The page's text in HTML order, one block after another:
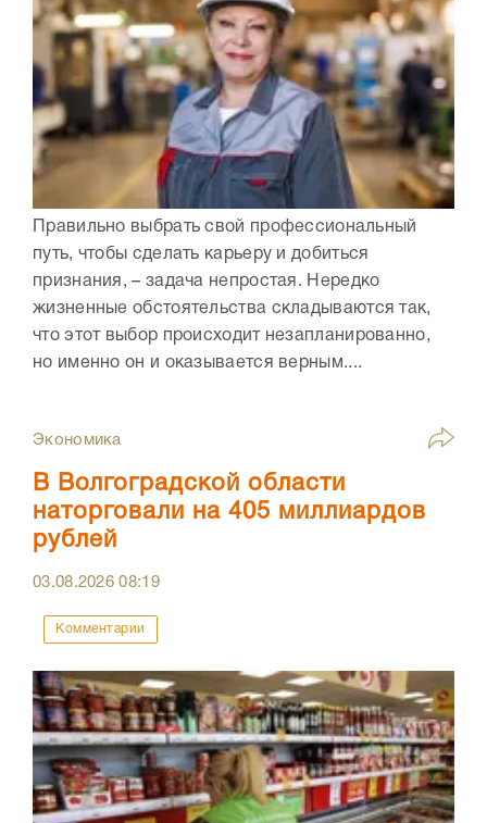
Правильно выбрать свой профессиональный
путь, чтобы сделать карьеру и добиться
признания, – задача непростая. Нередко
жизненные обстоятельства складываются так,
что этот выбор происходит незапланированно,
но именно он и оказывается верным....
Экономика
В Волгоградской области
наторговали на 405 миллиардов
рублей
03.08.202608:19
Комментарии